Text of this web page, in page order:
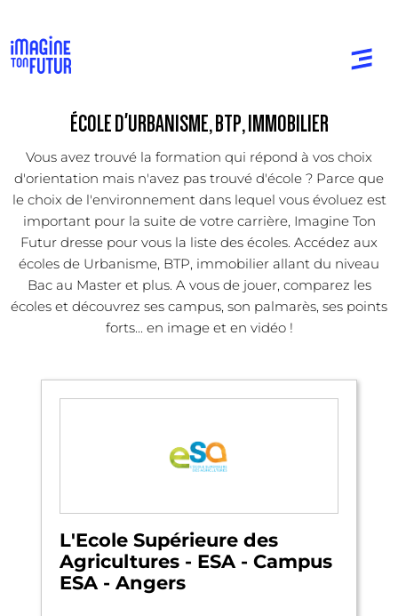
ÉCOLE D'URBANISME, BTP, IMMOBILIER
Vous avez trouvé la formation qui répond à vos choix
d'orientation mais n'avez pas trouvé d'école ? Parce que
le choix de l'environnement dans lequel vous évoluez est
important pour la suite de votre carrière, Imagine Ton
Futur dresse pour vous la liste des écoles. Accédez aux
écoles de Urbanisme, BTP, immobilier allant du niveau
Bac au Master et plus. A vous de jouer, comparez les
écoles et découvrez ses campus, son palmarès, ses points
forts... en image et en vidéo !
L'Ecole Supérieure des
Agricultures - ESA - Campus
ESA - Angers